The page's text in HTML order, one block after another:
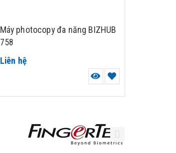
Máy photocopy đa năng BIZHUB
758
Liên hệ